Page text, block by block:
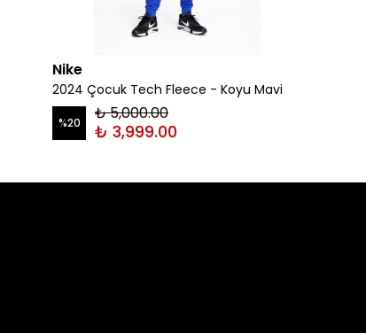
Nike
2024 Çocuk Tech Fleece - Koyu Mavi
%20 ₺ 5,000.00
₺ 3,999.00